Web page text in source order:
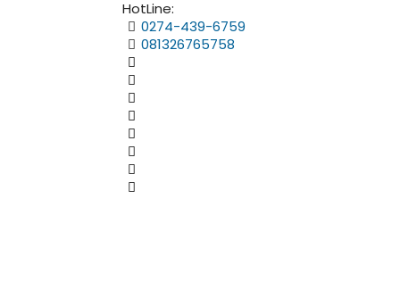
HotLine:
0274-439-6759
081326765758